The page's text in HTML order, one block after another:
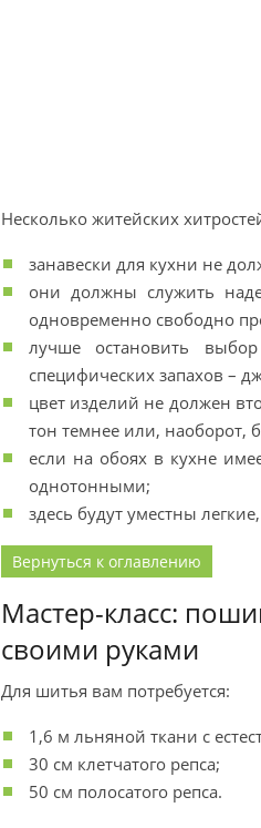
Несколько житейских
занавески для кухни не
они должны служить
одновременно свободно
лучше остановить
специфических запахов –
цвет изделий не должен
тон темнее или, наоборот,
если на обоях в кухне
однотонными;
здесь будут уместны
Вернуться к оглавлению
Мастер-класс:
своими руками
Для шитья вам потребуется:
1,6 м льняной ткани с
30 см клетчатого репса;
50 см полосатого репса.